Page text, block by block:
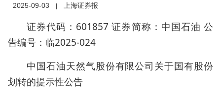
2025-09-03 上海证券报
证券代码：601857 证券简称：中国石油 公
告编号：临2025-024
中国石油天然气股份有限公司关于国有股份
划转的提示性公告